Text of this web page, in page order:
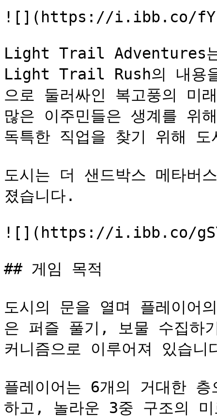
![](https://i.ibb.co/
Light Trail Adventures는
Light Trail Rush의 내용
으로 둘러싸인 복고풍의 미
많은 이주민들은 생계를 위
독특한 직업을 찾기 위해
도시는 더 샌드박스 메타
졌습니다.
![](https://i.ibb.co/
## 게임 목적
도시의 문을 열며 플레이어
은 퍼즐 풀기, 보물 수집하
커니즘으로 이루어져 있습니
플레이어는 6개의 거대한
하고, 놀라운 3중 구조의